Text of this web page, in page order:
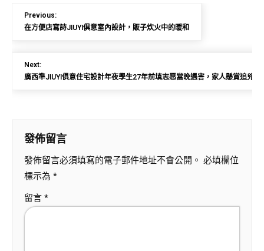
Previous:
在方便店寫詩JIUYI俱意室內設計，販子炊火中的暖和
Next:
廣西準JIUYI俱意住宅設計年夜學生27年前填志愿當晚遇害，家人懸賞追兇
發佈留言
發佈留言必須填寫的電子郵件地址不會公開。 必填欄位
標示為 *
留言 *